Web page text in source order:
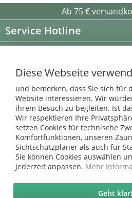
Ab 75 €
Service Hotline
Informationen
* bei Paketversand. Alle Preise inkl.
Copyright © afp marketing gmbh -
Sicher zahlen in
Diese Webseite
und bemerken, dass Sie sich für
Website interessieren. Wir
ihrem Besuch zu begleiten. Ist
Wir respektieren Ihre
setzen Cookies für technische
Komfortfunktionen, unseren
Sichtschutzplaner als auch für
Sie können Cookies auswählen
jederzeit anpassen. Mehr
Geht klar!